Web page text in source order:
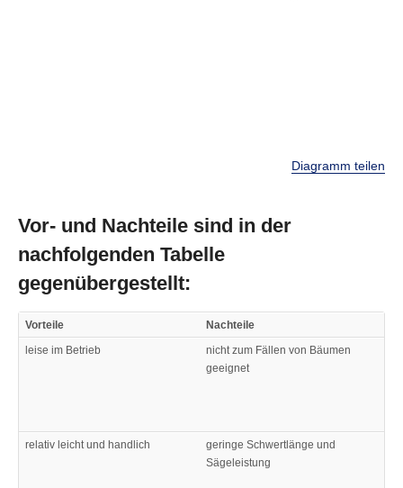
Diagramm teilen
Vor- und Nachteile sind in der
nachfolgenden Tabelle
gegenübergestellt:
Vorteile
Nachteile
leise im Betrieb
nicht zum Fällen von Bäumen
geeignet
relativ leicht und handlich
geringe Schwertlänge und
Sägeleistung